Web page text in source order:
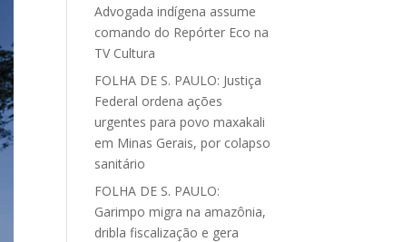
Advogada indígena assume
comando do Repórter Eco na
TV Cultura
FOLHA DE S. PAULO: Justiça
Federal ordena ações
urgentes para povo maxakali
em Minas Gerais, por colapso
sanitário
FOLHA DE S. PAULO:
Garimpo migra na amazônia,
dribla fiscalização e gera